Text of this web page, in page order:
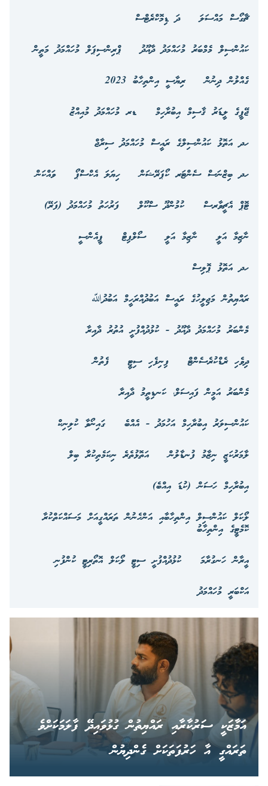
ޗާގޯސް މައްސަލަ
ދަ ޑިމޮކްރެޓްސް
ކައުންސިލް މެމްބަރު މުހައްމަދު ދާއޫދު
ޕްރިންސިޕަލް މުހައްމަދު މަތީން
ގެއްލުން ދިނުން
ރިޔާސީ އިންތިހާބު 2023
ޖޭޕީގެ ލީޑަރު ޤާސިމް އިބުރާހިމް
ޑރ މުހައްމަދު މުއިއްޒު
ހދ އަތޮޅު ކައުންސިލްގެ ރައީސް މުހައްމަދު ސިރާޖް
ހދ ބިޒްނަސް ސެންޓަރ ކޯޕަރޭޝަން
ހިޔަލަ އެކްސްޕޯ
ވައްކަން
ޓޮޕް އެޗީވާރސް
ކުމުންދޫ ސްކޫލް
ފަރުހަތު މުހައްމަދު (ފަރޭ)
ނާޒިމާ އަލީ
ނާޒިމާ އަލީ ސޯލްފިޓް
ޕީއެންސީ
ހދ އަތޮޅު ޕޮލިސް
ރައްޔިތުން މަޖިލީހުގެ ރައީސް އަބުދުއްރަހީމް އަބުދުﷲ
މެންބަރު މުހައްމަދު ދާއޫދު - ކުޅުދުއްފުށީ އުތުރު ދާއިރާ
ދިވެހި ރެޑްކުރެސެންޓް
ފިނިފެހި ސިޓީ
ފެތުން
މެންބަރު އަމީން ފައިސަލް، ކަނޑިތީމު ދާއިރާ
ކައުންސިލަރު އިބުރާހިމް އަހުމަދު - އެއްބެ
ގައިނޯވާ ކުލިނިކް
ލާމަރުކަޒީ ނިޒާމު ފުނޑާލުން
އަތޮޅުތެރެ ނިކަމެތިކުރާ ބިލް
އިބުރާހިމް ހަސަން (ކުޑަ އިއްބެ)
ލޯކަލް ކައުންސިލް އިންތިހާބާއި އަންހެނުން ތަރައްގީއަށް މަސައްކަތްކުރާ
ކޮމެޓީގެ އިންތިހާބު
އީރާން ހަނގުރާމަ
ކުޅުދުއްފުށީ ސިޓީ ލޯކަލް އޮތޯރިޓީ ކުންފުނި
އަކްބަރީ މުހައްމަދު
އަމާޒަކީ ސަރުކާރާއި ރައްޔިތުން ގުޅުވައިދޭ ފާލަމަކަށްވެ
ތަރައްގީ އާ ހަރުފަތަކަށް ގެންދިޔުން